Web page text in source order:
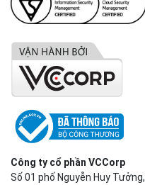
Công ty cổ phần VCCorp
Số 01 phố Nguyễn Huy Tưởng,